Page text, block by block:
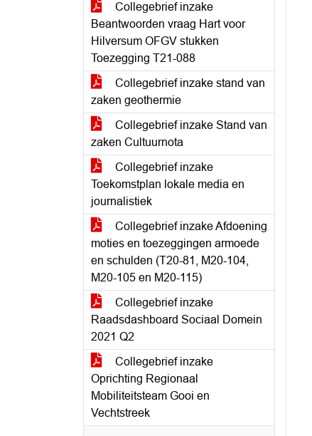
Collegebrief inzake
Beantwoorden vraag Hart voor
Hilversum OFGV stukken
Toezegging T21-088
Collegebrief inzake stand van
zaken geothermie
Collegebrief inzake Stand van
zaken Cultuurnota
Collegebrief inzake
Toekomstplan lokale media en
journalistiek
Collegebrief inzake Afdoening
moties en toezeggingen armoede
en schulden (T20-81, M20-104,
M20-105 en M20-115)
Collegebrief inzake
Raadsdashboard Sociaal Domein
2021 Q2
Collegebrief inzake
Oprichting Regionaal
Mobiliteitsteam Gooi en
Vechtstreek